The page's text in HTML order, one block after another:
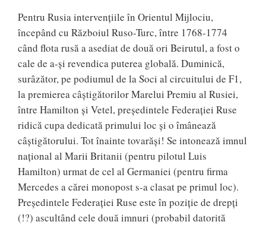
Pentru Rusia intervențiile în Orientul Mijlociu,
începând cu Războiul Ruso-Turc, între 1768-1774
când flota rusă a asediat de două ori Beirutul, a fost o
cale de a-și revendica puterea globală. Duminică,
surâzător, pe podiumul de la Soci al circuitului de F1,
la premierea câștigătorilor Marelui Premiu al Rusiei,
între Hamilton și Vetel, președintele Federației Ruse
ridică cupa dedicată primului loc și o îmânează
câștigătorului. Tot înainte tovarăși! Se intonează imnul
național al Marii Britanii (pentru pilotul Luis
Hamilton) urmat de cel al Germaniei (pentru firma
Mercedes a cărei monopost s-a clasat pe primul loc).
Președintele Federației Ruse este în poziție de drepți
(!?) ascultând cele două imnuri (probabil datorită